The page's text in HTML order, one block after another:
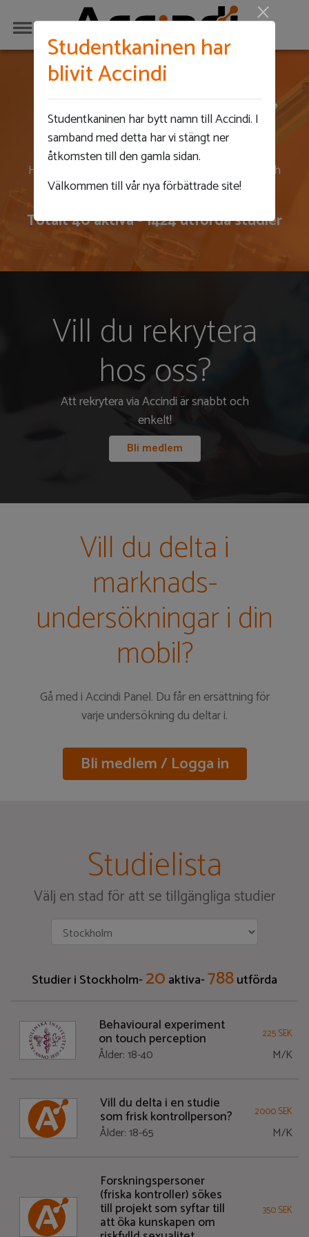
Hjälp vetenskapen,
hjälp dig själv!
Ha koll på vilka studier som behöver deltagare och
få en ersättning för att delta!
Totalt40 aktiva - 1424utförda studier
Vill du rekrytera
hos oss?
Att rekrytera via Accindi är snabbt och
enkelt!
Bli medlem
Vill du delta i
marknads-
undersökningar i din
mobil?
Gå med i Accindi Panel. Du får en ersättning för
varje undersökning du deltar i.
Bli medlem / Logga in
Studielista
Välj en stad för att se tillgängliga studier
Studier i Stockholm-20 aktiva-788utförda
Behavioural experiment
on touch perception 225 SEK
Ålder: 18-40 M/K
Vill du delta i en studie
som frisk kontrollperson? 2000 SEK
Ålder: 18-65 M/K
Forskningspersoner
(friska kontroller) sökes
till projekt som syftar till
att öka kunskapen om
350 SEK
Studentkaninen har
blivit Accindi
Studentkaninen har bytt namn till Accindi. I
samband med detta har vi stängt ner
åtkomsten till den gamla sidan.
Välkommen till vår nya förbättrade site!